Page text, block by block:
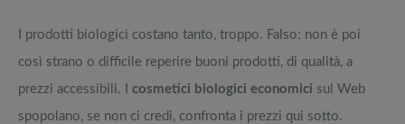
I prodotti biologici costano tanto, troppo. Falso: non è poi
così strano o difficile reperire buoni prodotti, di qualità, a
prezzi accessibili. I cosmetici biologici economici sul Web
spopolano, se non ci credi, confronta i prezzi qui sotto.